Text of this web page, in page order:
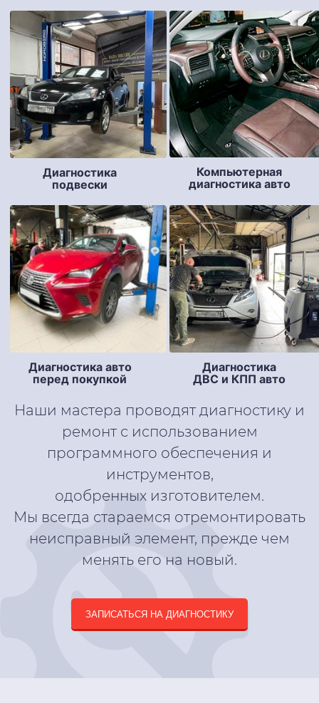
Диагностика
подвески
Компьютерная
диагностика авто
Диагностика авто
перед покупкой
Диагностика
ДВС и КПП авто
Наши мастера проводят диагностику и
ремонт с использованием
программного обеспечения и
инструментов,
одобренных изготовителем.
Мы всегда стараемся отремонтировать
неисправный элемент, прежде чем
менять его на новый.
ЗАПИСАТЬСЯ НА ДИАГНОСТИКУ